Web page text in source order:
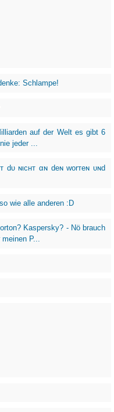
Schlampe!
auf der Welt es gibt 6
jeder ...
dυ ɴιcнт αɴ deɴ worтeɴ υɴd
wie alle anderen :D
Kaspersky? - Nö brauch
P...